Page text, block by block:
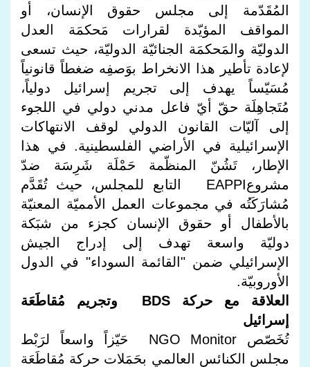
المُقَدّمة إلى مجلس حقوق الإنسان، أو
المواقف المؤيّدة لقرارات مَحكمَة العدل
الدوليّة والمَحكمَة الجنائيّة الدوليّة، حيث تسعى
لإعادة تأطير هذا الانخراط بوَصفِه ضغطاً قانونياً
مُسَيّساً يهدف إلى تجريم إسرائيل دولياً،
مُتَجاهِلَة حقّ أيّ فاعل مدني دولي في اللجوء
إلى آليّات القانون الدولي لوقف الانتهاكات
الإسرائيلية في الأراضي الفلسطينية. في هذا
الإطار، تَشُنّ المنظّمة حَمْلَة شَرِسَة ضدّ
مشروعEAPPI التابع للمجلس، حيث تُقَدَّم
مُشارَكَتُه في مجموعات العمل الأمميّة المعنيّة
بالأطفال أو حقوق الإنسان كجزء من شبَكة
دوليّة واسعة تهدف إلى إدراج الجيش
الإسرائيلي ضمن "القائمة السوداء" في الدول
الأوروبيّة.
العلاقة مع حركة BDS وتجريم مُقاطَعَة
إسرائيل
تُخَصّص NGO Monitor حَيّزاً واسعاً لرَبْط
مجلس الكنائس العالمي بحَمَلات حركة مُقاطَعَة